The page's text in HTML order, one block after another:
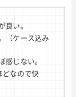
い。
（ケース込み
じない。
なので快